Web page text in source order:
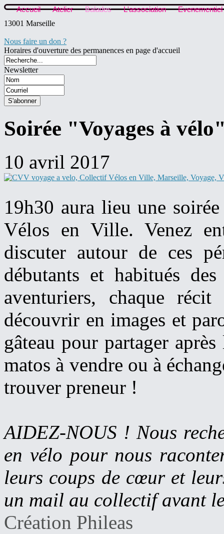
Accueil Atelier Balades L'association
Evenementiel
13001 Marseille
Nous faire un don ?
Horaires d'ouverture des permanences en page d'accueil
Newsletter
Soirée "Voyages à
10 avril 2017
19h30 aura lieu une
Vélos en Ville. Venez
discuter autour de ces
débutants et habitués
aventuriers, chaque
découvrir en images et
gâteau pour partager
matos à vendre ou à
trouver preneur !
AIDEZ-NOUS ! Nous
en vélo pour nous
leurs coups de cœur et
un mail au collectif avant
Création Phileas